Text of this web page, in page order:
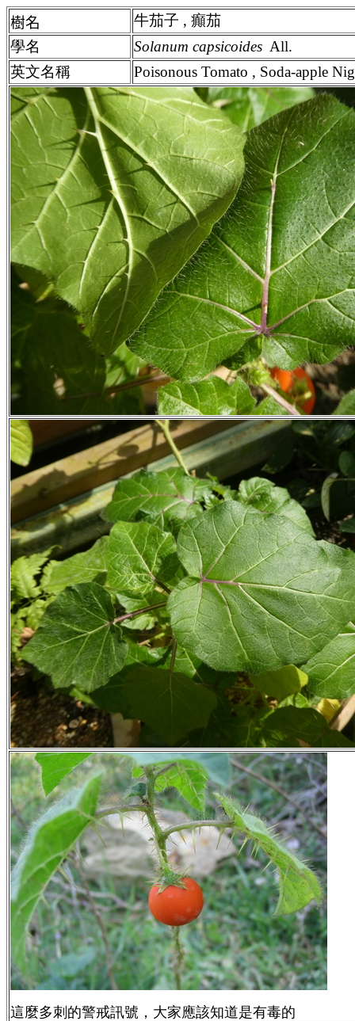
樹名
牛茄子 , 癲茄
學名
Solanum capsicoides All.
英文名稱
Poisonous Tomato , Soda-apple
這麼多刺的警戒訊號，大家應該知道是有毒的